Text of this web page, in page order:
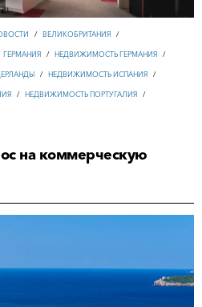
/ ВЕЛИКОБРИТАНИЯ /
ГЕРМАНИЯ / НЕДВИЖИМОСТЬ ГЕРМАНИЯ /
/ НЕДВИЖИМОСТЬ ИСПАНИЯ /
/ НЕДВИЖИМОСТЬ ПОРТУГАЛИЯ /
на коммерческую